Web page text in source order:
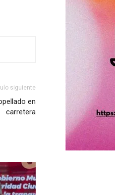
siguiente
en
carretera